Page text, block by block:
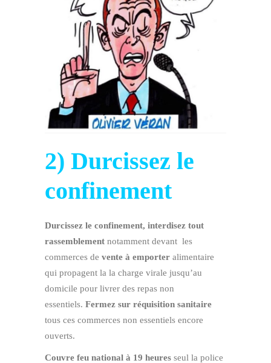
2) Durcissez le
confinement
Durcissez le confinement, interdisez tout
rassemblement notamment devant les
commerces de vente à emporter alimentaire
qui propagent la la charge virale jusqu’au
domicile pour livrer des repas non
essentiels. Fermez sur réquisition sanitaire
tous ces commerces non essentiels encore
ouverts.
Couvre feu national à 19 heures seul la police